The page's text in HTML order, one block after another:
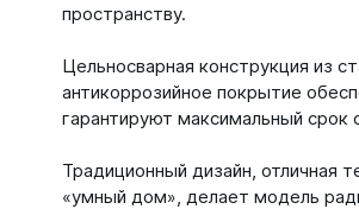
пространству.
Цельносварная конструкция из
антикоррозийное покрытие
гарантируют максимальный срок
Традиционный дизайн, отличная
«умный дом», делает модель